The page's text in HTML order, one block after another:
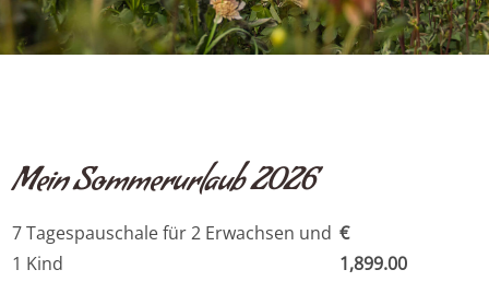
Mein Sommerurlaub 2026
7 Tagespauschale für 2 Erwachsen und
1 Kind
€
1,899.00